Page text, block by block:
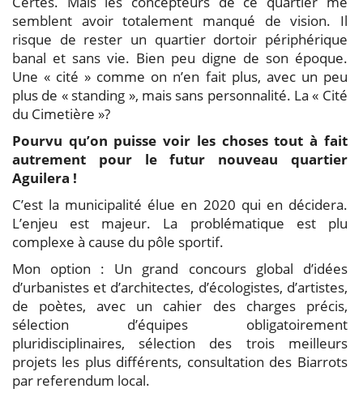
semblent avoir totalement manqué de vision. Il
risque de rester un quartier dortoir périphérique
banal et sans vie. Bien peu digne de son époque.
Une « cité » comme on n’en fait plus, avec un peu
plus de « standing », mais sans personnalité. La « Cité
du Cimetière »?
Pourvu qu’on puisse voir les choses tout à fait
autrement pour le futur nouveau quartier
Aguilera !
C’est la municipalité élue en 2020 qui en décidera.
L’enjeu est majeur. La problématique est plu
complexe à cause du pôle sportif.
Mon option : Un grand concours global d’idées
d’urbanistes et d’architectes, d’écologistes, d’artistes,
de poètes, avec un cahier des charges précis,
sélection d’équipes obligatoirement
pluridisciplinaires, sélection des trois meilleurs
projets les plus différents, consultation des Biarrots
par referendum local.